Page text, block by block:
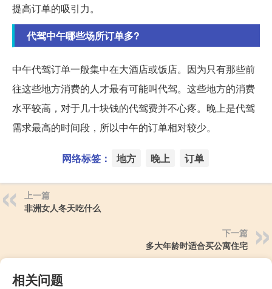
提高订单的吸引力。
代驾中午哪些场所订单多?
中午代驾订单一般集中在大酒店或饭店。因为只有那些前
往这些地方消费的人才最有可能叫代驾。这些地方的消费
水平较高，对于几十块钱的代驾费并不心疼。晚上是代驾
需求最高的时间段，所以中午的订单相对较少。
网络标签： 地方 晚上 订单
上一篇
非洲女人冬天吃什么
下一篇
多大年龄时适合买公寓住宅
相关问题